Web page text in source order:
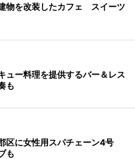
物を改装したカフェ スイーツ
ュー料理を提供するバー＆レス
も
区に女性用スパチェーン4号
も